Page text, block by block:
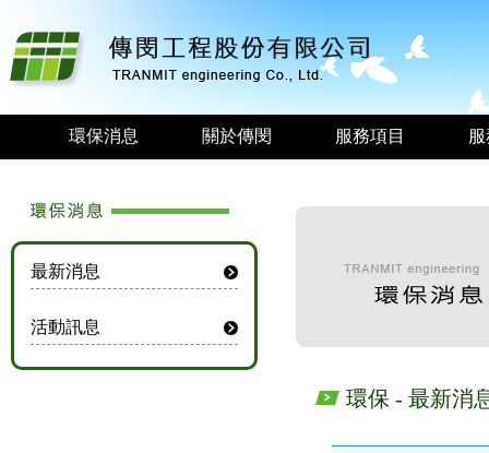
環保消息 關於傳閔 服務項目
最新消息
活動訊息
環保 - 最新消